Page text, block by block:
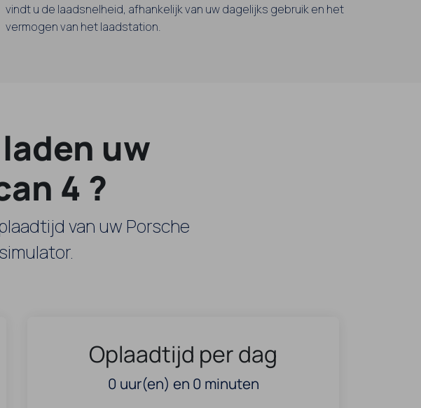
vindt u de laadsnelheid, afhankelijk van uw dagelijks gebruik en het
vermogen van het laadstation.
uw
4 ?
van uw Porsche
Oplaadtijd per dag
0 uur(en) en 0 minuten